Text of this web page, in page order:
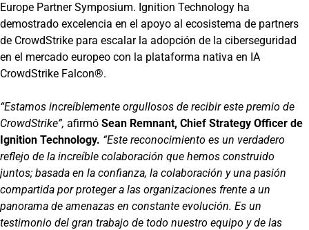
Europe Partner Symposium. Ignition Technology ha
demostrado excelencia en el apoyo al ecosistema de partners
de CrowdStrike para escalar la adopción de la ciberseguridad
en el mercado europeo con la plataforma nativa en IA
CrowdStrike Falcon®.
“Estamos increíblemente orgullosos de recibir este premio de
CrowdStrike”, afirmó Sean Remnant, Chief Strategy Officer de
Ignition Technology. “Este reconocimiento es un verdadero
reflejo de la increíble colaboración que hemos construido
juntos; basada en la confianza, la colaboración y una pasión
compartida por proteger a las organizaciones frente a un
panorama de amenazas en constante evolución. Es un
testimonio del gran trabajo de todo nuestro equipo y de las